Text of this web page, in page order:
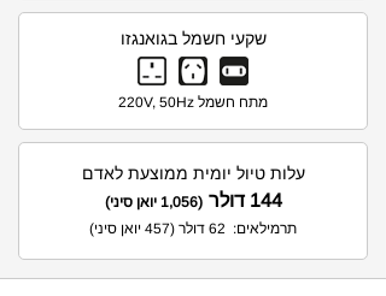
שקעי חשמל בגואנגזו
מתח חשמל 220V, 50Hz
עלות טיול יומית ממוצעת לאדם
144 דולר
(1,056 יואן סיני)
תרמילאים: 62 דולר (457 יואן סיני)